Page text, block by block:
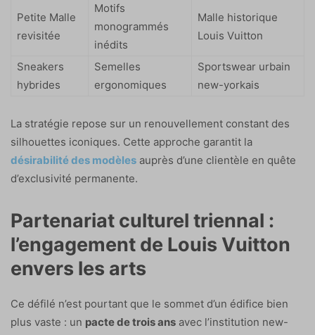
Petite Malle
revisitée
Motifs
monogrammés
inédits
Malle historique
Louis Vuitton
Sneakers
hybrides
Semelles
ergonomiques
Sportswear urbain
new-yorkais
La stratégie repose sur un renouvellement constant des
silhouettes iconiques. Cette approche garantit la
désirabilité des modèles auprès d’une clientèle en quête
d’exclusivité permanente.
Partenariat culturel triennal :
l’engagement de Louis Vuitton
envers les arts
Ce défilé n’est pourtant que le sommet d’un édifice bien
plus vaste : un pacte de trois ans avec l’institution new-